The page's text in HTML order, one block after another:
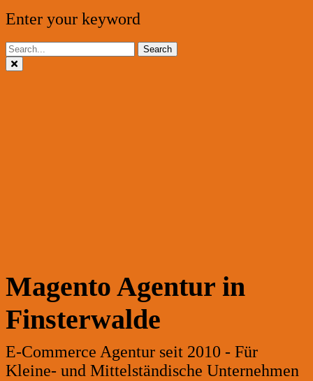
Enter your keyword
Search
Magento Agentur in
Finsterwalde
E-Commerce Agentur seit 2010 - Für
Kleine- und Mittelständische Unternehmen